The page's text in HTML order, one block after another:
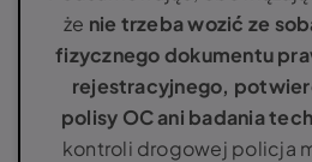
że nie trzeba wozić ze
fizycznego dokumentu
rejestracyjnego,
polisy OC ani badania
kontroli drogowej policja